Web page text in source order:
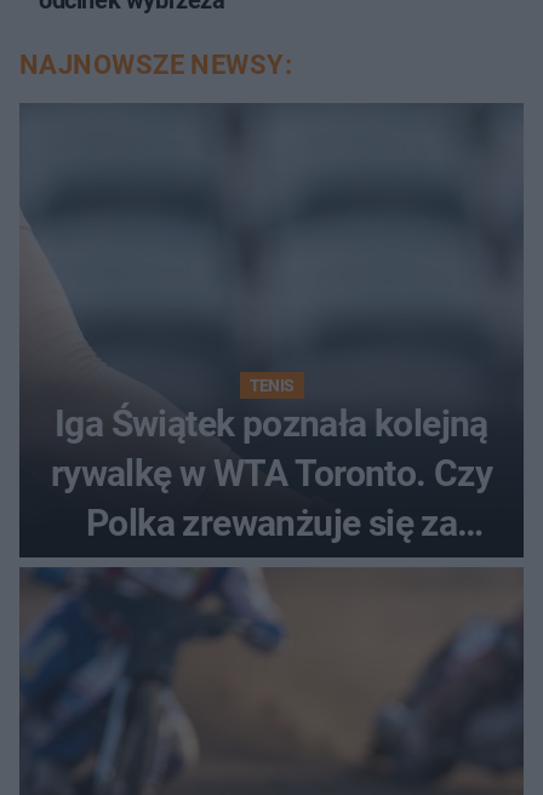
NAJNOWSZE NEWSY:
TENIS
Iga Świątek poznała kolejną
rywalkę w WTA Toronto. Czy
Polka zrewanżuje się za
ostatnią porażkę?